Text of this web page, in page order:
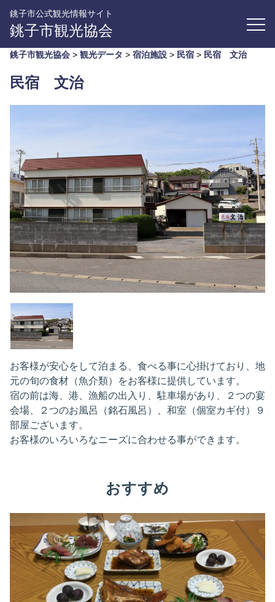
銚子市公式観光情報サイト
銚子市観光協会
銚子市観光協会 > 観光データ > 宿泊施設 > 民宿 > 民宿 文治
民宿 文治
お客様が安心をして泊まる、食べる事に心掛けており、地
元の旬の食材（魚介類）をお客様に提供しています。
宿の前は海、港、漁船の出入り、駐車場があり、２つの宴
会場、２つのお風呂（銘石風呂）、和室（個室カギ付）９
部屋ございます。
お客様のいろいろなニーズに合わせる事ができます。
おすすめ